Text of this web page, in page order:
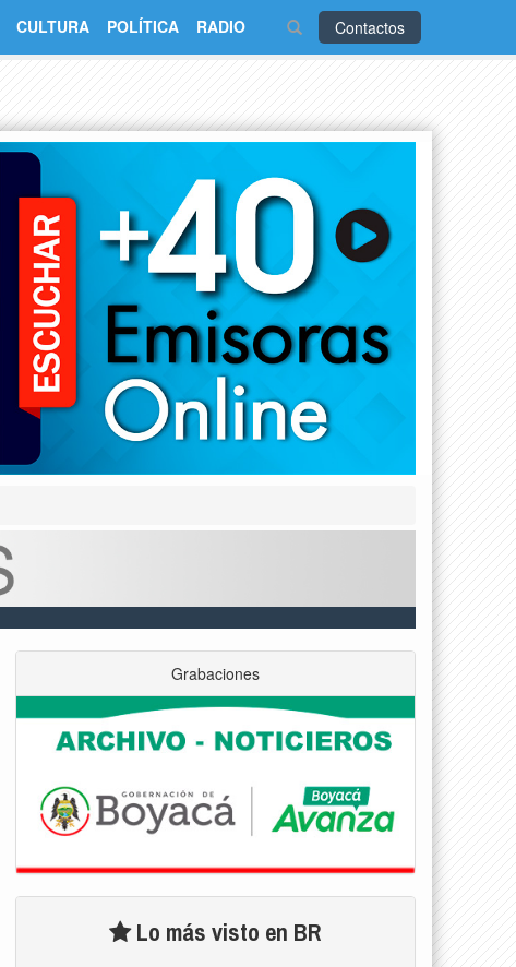
Contactos
CULTURA POLÍTICA RADIO
Grabaciones
Lo más visto en BR